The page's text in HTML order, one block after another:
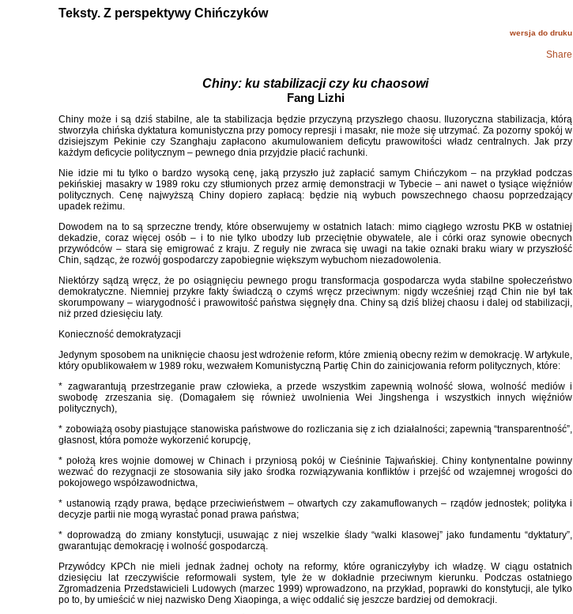
Teksty. Z perspektywy Chińczyków
wersja do druku
Share
Chiny: ku stabilizacji czy ku chaosowi
Fang Lizhi
Chiny może i są dziś stabilne, ale ta stabilizacja będzie przyczyną przyszłego chaosu. Iluzoryczna stabilizacja, którą
stworzyła chińska dyktatura komunistyczna przy pomocy represji i masakr, nie może się utrzymać. Za pozorny spokój w
dzisiejszym Pekinie czy Szanghaju zapłacono akumulowaniem deficytu prawowitości władz centralnych. Jak przy
każdym deficycie politycznym – pewnego dnia przyjdzie płacić rachunki.
Nie idzie mi tu tylko o bardzo wysoką cenę, jaką przyszło już zapłacić samym Chińczykom – na przykład podczas
pekińskiej masakry w 1989 roku czy stłumionych przez armię demonstracji w Tybecie – ani nawet o tysiące więźniów
politycznych. Cenę najwyższą Chiny dopiero zapłacą: będzie nią wybuch powszechnego chaosu poprzedzający
upadek reżimu.
Dowodem na to są sprzeczne trendy, które obserwujemy w ostatnich latach: mimo ciągłego wzrostu PKB w ostatniej
dekadzie, coraz więcej osób – i to nie tylko ubodzy lub przeciętnie obywatele, ale i córki oraz synowie obecnych
przywódców – stara się emigrować z kraju. Z reguły nie zwraca się uwagi na takie oznaki braku wiary w przyszłość
Chin, sądząc, że rozwój gospodarczy zapobiegnie większym wybuchom niezadowolenia.
Niektórzy sądzą wręcz, że po osiągnięciu pewnego progu transformacja gospodarcza wyda stabilne społeczeństwo
demokratyczne. Niemniej przykre fakty świadczą o czymś wręcz przeciwnym: nigdy wcześniej rząd Chin nie był tak
skorumpowany – wiarygodność i prawowitość państwa sięgnęły dna. Chiny są dziś bliżej chaosu i dalej od stabilizacji,
niż przed dziesięciu laty.
Konieczność demokratyzacji
Jedynym sposobem na uniknięcie chaosu jest wdrożenie reform, które zmienią obecny reżim w demokrację. W artykule,
który opublikowałem w 1989 roku, wezwałem Komunistyczną Partię Chin do zainicjowania reform politycznych, które:
* zagwarantują przestrzeganie praw człowieka, a przede wszystkim zapewnią wolność słowa, wolność mediów i
swobodę zrzeszania się. (Domagałem się również uwolnienia Wei Jingshenga i wszystkich innych więźniów
politycznych),
* zobowiążą osoby piastujące stanowiska państwowe do rozliczania się z ich działalności; zapewnią “transparentność”,
głasnost, która pomoże wykorzenić korupcję,
* położą kres wojnie domowej w Chinach i przyniosą pokój w Cieśninie Tajwańskiej. Chiny kontynentalne powinny
wezwać do rezygnacji ze stosowania siły jako środka rozwiązywania konfliktów i przejść od wzajemnej wrogości do
pokojowego współzawodnictwa,
* ustanowią rządy prawa, będące przeciwieństwem – otwartych czy zakamuflowanych – rządów jednostek; polityka i
decyzje partii nie mogą wyrastać ponad prawa państwa;
* doprowadzą do zmiany konstytucji, usuwając z niej wszelkie ślady “walki klasowej” jako fundamentu “dyktatury”,
gwarantując demokrację i wolność gospodarczą.
Przywódcy KPCh nie mieli jednak żadnej ochoty na reformy, które ograniczyłyby ich władzę. W ciągu ostatnich
dziesięciu lat rzeczywiście reformowali system, tyle że w dokładnie przeciwnym kierunku. Podczas ostatniego
Zgromadzenia Przedstawicieli Ludowych (marzec 1999) wprowadzono, na przykład, poprawki do konstytucji, ale tylko
po to, by umieścić w niej nazwisko Deng Xiaopinga, a więc oddalić się jeszcze bardziej od demokracji.